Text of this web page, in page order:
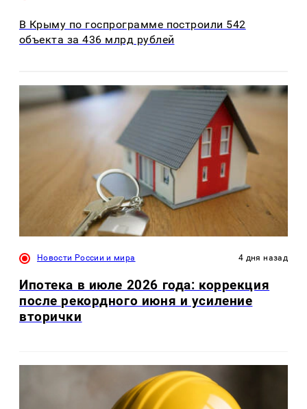
В Крыму по госпрограмме построили 542
объекта за 436 млрд рублей
Новости России и мира 4 дня назад
Ипотека в июле 2026 года: коррекция
после рекордного июня и усиление
вторички